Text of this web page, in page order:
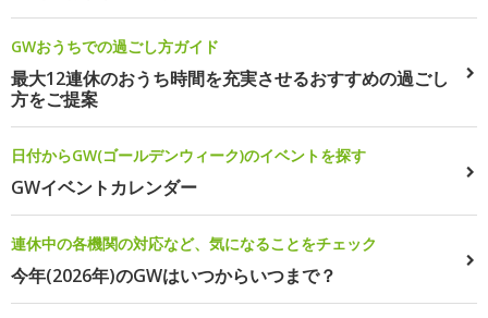
GWおうちでの過ごし方ガイド
最大12連休のおうち時間を充実させるおすすめの過ごし
方をご提案
日付からGW(ゴールデンウィーク)のイベントを探す
GWイベントカレンダー
連休中の各機関の対応など、気になることをチェック
今年(2026年)のGWはいつからいつまで？